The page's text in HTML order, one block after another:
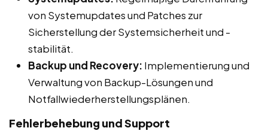
von Systemupdates und Patches zur
Sicherstellung der Systemsicherheit und -
stabilität.
Backup und Recovery: Implementierung und
Verwaltung von Backup-Lösungen und
Notfallwiederherstellungsplänen.
Fehlerbehebung und Support